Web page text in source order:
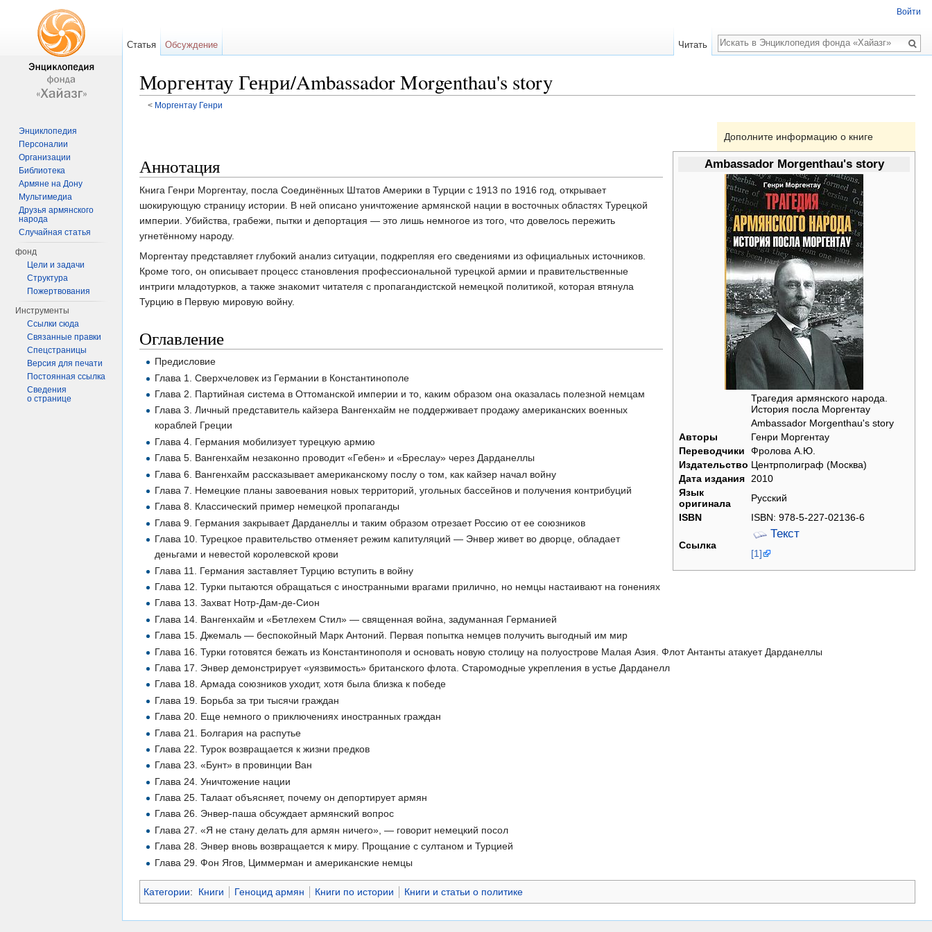
Моргентау Генри/Ambassador Morgenthau's story
< Моргентау Генри
Дополните информацию о книге
Ambassador Morgenthau's story
Трагедия армянского народа.
История посла Моргентау
Ambassador Morgenthau's story
Авторы
Генри Моргентау
Переводчики
Фролова А.Ю.
Издательство Центрполиграф (Москва)
Дата издания
2010
Язык
оригинала
Русский
ISBN
ISBN: 978-5-227-02136-6
Ссылка
Текст
[1]
Аннотация
Книга Генри Моргентау, посла Соединённых Штатов Америки в Турции с 1913 по 1916 год, открывает
шокирующую страницу истории. В ней описано уничтожение армянской нации в восточных областях Турецкой
империи. Убийства, грабежи, пытки и депортация — это лишь немногое из того, что довелось пережить
угнетённому народу.
Моргентау представляет глубокий анализ ситуации, подкрепляя его сведениями из официальных источников.
Кроме того, он описывает процесс становления профессиональной турецкой армии и правительственные
интриги младотурков, а также знакомит читателя с пропагандистской немецкой политикой, которая втянула
Турцию в Первую мировую войну.
Оглавление
Предисловие
Глава 1. Сверхчеловек из Германии в Константинополе
Глава 2. Партийная система в Оттоманской империи и то, каким образом она оказалась полезной немцам
Глава 3. Личный представитель кайзера Вангенхайм не поддерживает продажу американских военных
кораблей Греции
Глава 4. Германия мобилизует турецкую армию
Глава 5. Вангенхайм незаконно проводит «Гебен» и «Бреслау» через Дарданеллы
Глава 6. Вангенхайм рассказывает американскому послу о том, как кайзер начал войну
Глава 7. Немецкие планы завоевания новых территорий, угольных бассейнов и получения контрибуций
Глава 8. Классический пример немецкой пропаганды
Глава 9. Германия закрывает Дарданеллы и таким образом отрезает Россию от ее союзников
Глава 10. Турецкое правительство отменяет режим капитуляций — Энвер живет во дворце, обладает
деньгами и невестой королевской крови
Глава 11. Германия заставляет Турцию вступить в войну
Глава 12. Турки пытаются обращаться с иностранными врагами прилично, но немцы настаивают на гонениях
Глава 13. Захват Нотр-Дам-де-Сион
Глава 14. Вангенхайм и «Бетлехем Стил» — священная война, задуманная Германией
Глава 15. Джемаль — беспокойный Марк Антоний. Первая попытка немцев получить выгодный им мир
Глава 16. Турки готовятся бежать из Константинополя и основать новую столицу на полуострове Малая Азия. Флот Антанты атакует Дарданеллы
Глава 17. Энвер демонстрирует «уязвимость» британского флота. Старомодные укрепления в устье Дарданелл
Глава 18. Армада союзников уходит, хотя была близка к победе
Глава 19. Борьба за три тысячи граждан
Глава 20. Еще немного о приключениях иностранных граждан
Глава 21. Болгария на распутье
Глава 22. Турок возвращается к жизни предков
Глава 23. «Бунт» в провинции Ван
Глава 24. Уничтожение нации
Глава 25. Талаат объясняет, почему он депортирует армян
Глава 26. Энвер-паша обсуждает армянский вопрос
Глава 27. «Я не стану делать для армян ничего», — говорит немецкий посол
Глава 28. Энвер вновь возвращается к миру. Прощание с султаном и Турцией
Глава 29. Фон Ягов, Циммерман и американские немцы
Категории: Книги Геноцид армян Книги по истории Книги и статьи о политике
Войти
Статья Обсуждение Читать
Поиск
Энциклопедия
Персоналии
Организации
Библиотека
Армяне на Дону
Мультимедиа
Друзья армянского
народа
Случайная статья
фонд
Цели и задачи
Структура
Пожертвования
Инструменты
Ссылки сюда
Связанные правки
Спецстраницы
Версия для печати
Постоянная ссылка
Сведения
о странице